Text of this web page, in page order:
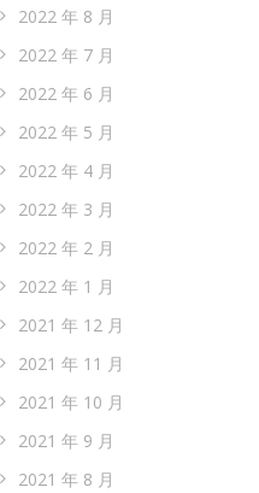
2022 年 8 月
2022 年 7 月
2022 年 6 月
2022 年 5 月
2022 年 4 月
2022 年 3 月
2022 年 2 月
2022 年 1 月
2021 年 12 月
2021 年 11 月
2021 年 10 月
2021 年 9 月
2021 年 8 月